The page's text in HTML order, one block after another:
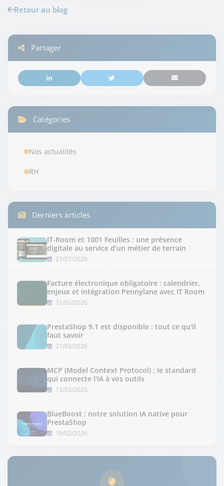
Retour au blog
Partager
Catégories
Nos actualités
RH
Derniers articles
IT-Room et 1001 Feuilles : une présence
digitale au service d'un métier de terrain
27/07/2026
Facture électronique obligatoire : calendrier,
enjeux et intégration Pennylane avec IT Room
31/03/2026
PrestaShop 9.1 est disponible : tout ce qu'il
faut savoir
27/03/2026
MCP (Model Context Protocol) : le standard
qui connecte l'IA à vos outils
13/03/2026
BlueBoost : notre solution IA native pour
PrestaShop
18/02/2026